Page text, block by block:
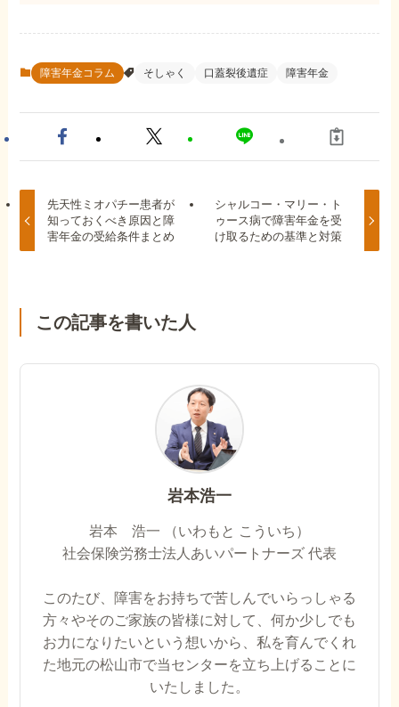
障害年金コラム そしゃく 口蓋裂後遺症 障害年金
先天性ミオパチー患者が
知っておくべき原因と障
害年金の受給条件まとめ
シャルコー・マリー・ト
ゥース病で障害年金を受
け取るための基準と対策
この記事を書いた人
岩本浩一
岩本 浩一 （いわもと こういち）
社会保険労務士法人あいパートナーズ 代表
このたび、障害をお持ちで苦しんでいらっしゃる
方々やそのご家族の皆様に対して、何か少しでも
お力になりたいという想いから、私を育んでくれ
た地元の松山市で当センターを立ち上げることに
いたしました。